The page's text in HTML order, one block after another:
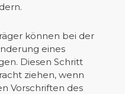
können bei der
eines
Diesen Schritt
ziehen, wenn
Vorschriften des